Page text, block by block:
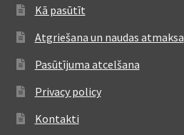
Kā pasūtīt
Atgriešana un naudas atmaksa
Pasūtījuma atcelšana
Privacy policy
Kontakti